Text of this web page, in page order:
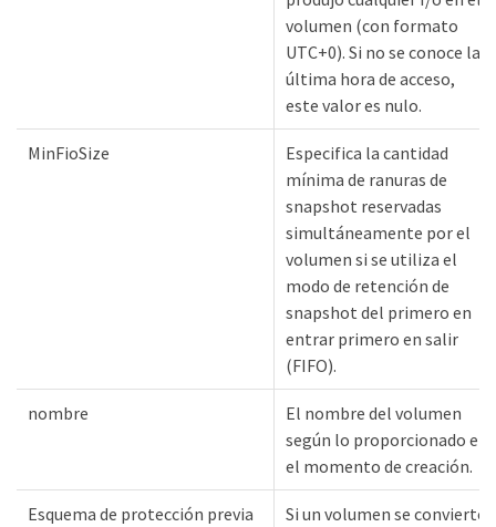
volumen (con formato
UTC+0). Si no se conoce la
última hora de acceso,
este valor es nulo.
MinFioSize
Especifica la cantidad
mínima de ranuras de
snapshot reservadas
simultáneamente por el
volumen si se utiliza el
modo de retención de
snapshot del primero en
entrar primero en salir
(FIFO).
nombre
El nombre del volumen
según lo proporcionado en
el momento de creación.
Esquema de protección previa
Si un volumen se convierte